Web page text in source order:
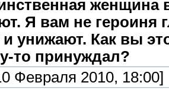
женщина
Я вам не героиня
и унижают. Как вы
то принуждал?
Февраля 2010, 18:00]